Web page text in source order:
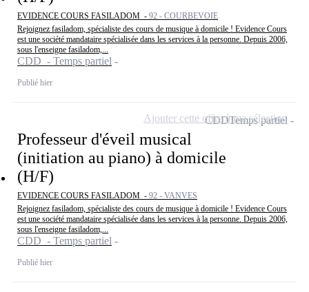
EVIDENCE COURS FASILADOM - 92 - COURBEVOIE
Rejoignez fasiladom, spécialiste des cours de musique à domicile ! Evidence Cours
est une société mandataire spécialisée dans les services à la personne. Depuis 2006,
sous l'enseigne fasiladom,...
CDD - Temps partiel
Publié hier
Professeur d'éveil musical
(initiation au piano) à domicile
(H/F)
EVIDENCE COURS FASILADOM - 92 - VANVES
Rejoignez fasiladom, spécialiste des cours de musique à domicile ! Evidence Cours
est une société mandataire spécialisée dans les services à la personne. Depuis 2006,
sous l'enseigne fasiladom,...
CDD - Temps partiel
Publié hier
CDDTemps partiel
Ajouter cette offre à ma sélection